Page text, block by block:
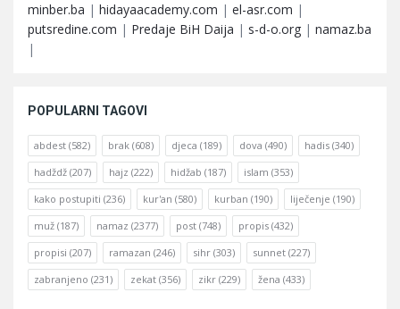
minber.ba | hidayaacademy.com | el-asr.com |
putsredine.com | Predaje BiH Daija | s-d-o.org | namaz.ba
|
POPULARNI TAGOVI
abdest (582) brak (608) djeca (189) dova (490) hadis (340)
hadždž (207) hajz (222) hidžab (187) islam (353)
kako postupiti (236) kur'an (580) kurban (190) liječenje (190)
muž (187) namaz (2377) post (748) propis (432)
propisi (207) ramazan (246) sihr (303) sunnet (227)
zabranjeno (231) zekat (356) zikr (229) žena (433)